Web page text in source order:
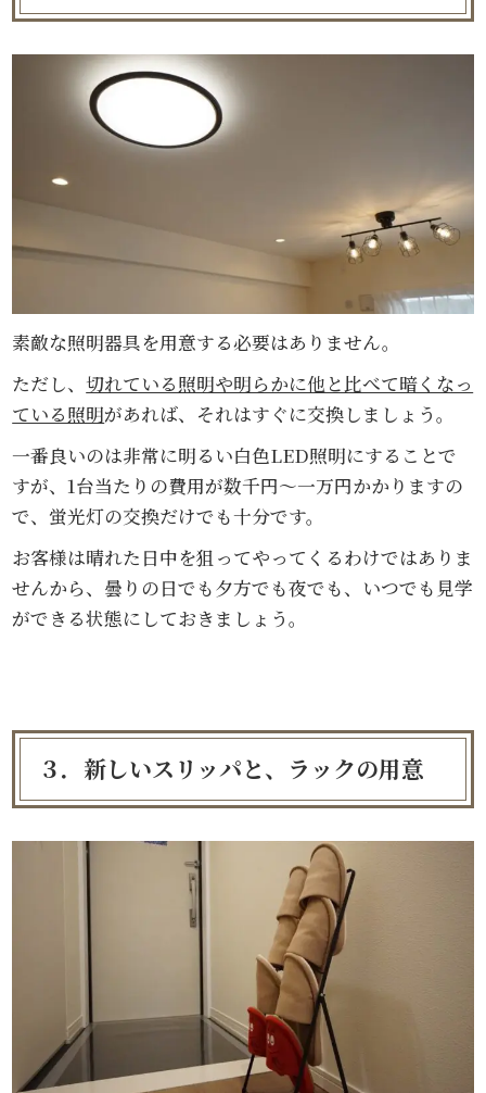
素敵な照明器具を用意する必要はありません。
ただし、切れている照明や明らかに他と比べて暗くなっ
ている照明があれば、それはすぐに交換しましょう。
一番良いのは非常に明るい白色LED照明にすることで
すが、1台当たりの費用が数千円～一万円かかりますの
で、蛍光灯の交換だけでも十分です。
お客様は晴れた日中を狙ってやってくるわけではありま
せんから、曇りの日でも夕方でも夜でも、いつでも見学
ができる状態にしておきましょう。
３．新しいスリッパと、ラックの用意